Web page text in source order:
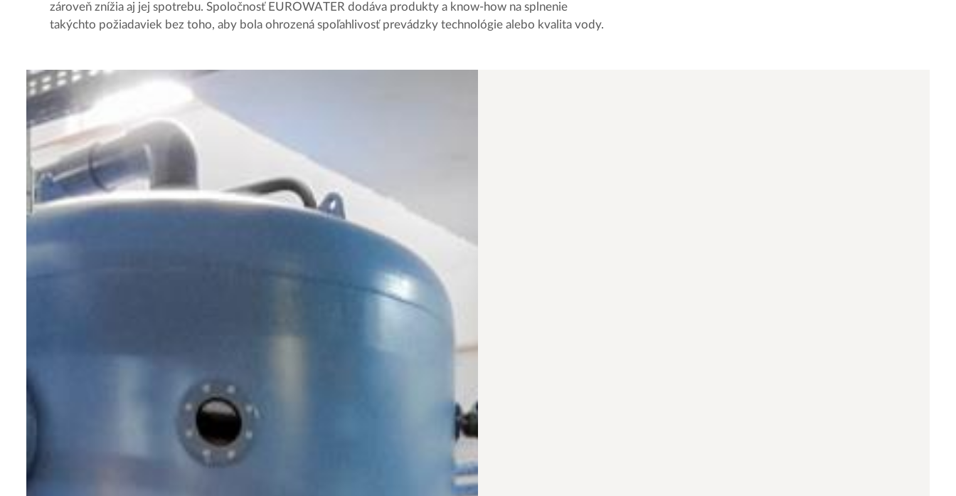
zároveň znížia aj jej spotrebu. Spoločnosť EUROWATER dodáva produkty a know-how na splnenie
takýchto požiadaviek bez toho, aby bola ohrozená spoľahlivosť prevádzky technológie alebo kvalita vody.